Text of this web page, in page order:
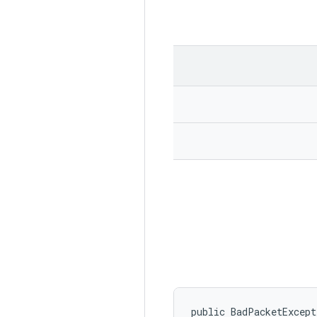
public